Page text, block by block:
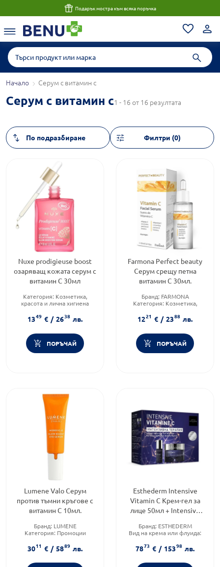
Подарък мостра към всяка поръчка
Начало Серум с витамин c
Серум с витамин c1 - 16 от 16 резултата
Филтри (0)
Nuxe prodigieuse boost
озаряващ кожата серум с
витамин C 30мл
Категория: Козметика,
красота и лична хигиена
PRODIGIEUSE BOOST
Форма на продукта:маска
1349 € / 2638 лв.
ПОРЪЧАЙ
Farmona Perfect beauty
Серум срещу петна
витамин C 30мл.
Бранд: FARMONA
Категория: Козметика,
Тип козметика:Масова
козметика
1221 € / 2388 лв.
ПОРЪЧАЙ
Lumene Valo Серум
против тъмни кръгове с
витамин C 10мл.
Бранд: LUMENE
Категория: Промоции
козметика
3011 € / 5889 лв.
Esthederm Intensive
Vitamin C Крем-гел за
лице 50мл + Intensive
вит. С 10мл
Бранд: ESTHEDERM
Вид на крема или флуида:
Форма на продукта:
комплект
7873 € / 15398 лв.